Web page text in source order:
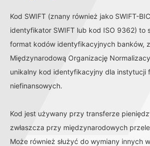
Kod SWIFT (znany również jako SWIFT-
identyfikator SWIFT lub kod ISO 9362) to
format kodów identyfikacyjnych banków,
Międzynarodową Organizację
unikalny kod identyfikacyjny dla instytucji
niefinansowych.
Kod jest używany przy transferze
zwłaszcza przy międzynarodowych
Może również służyć do wymiany innych